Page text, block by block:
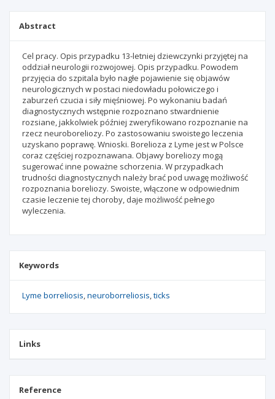
Abstract
Cel pracy. Opis przypadku 13-letniej dziewczynki przyjętej na
oddział neurologii rozwojowej. Opis przypadku. Powodem
przyjęcia do szpitala było nagłe pojawienie się objawów
neurologicznych w postaci niedowładu połowiczego i
zaburzeń czucia i siły mięśniowej. Po wykonaniu badań
diagnostycznych wstępnie rozpoznano stwardnienie
rozsiane, jakkolwiek później zweryfikowano rozpoznanie na
rzecz neuroboreliozy. Po zastosowaniu swoistego leczenia
uzyskano poprawę. Wnioski. Borelioza z Lyme jest w Polsce
coraz częściej rozpoznawana. Objawy boreliozy mogą
sugerować inne poważne schorzenia. W przypadkach
trudności diagnostycznych należy brać pod uwagę możliwość
rozpoznania boreliozy. Swoiste, włączone w odpowiednim
czasie leczenie tej choroby, daje możliwość pełnego
wyleczenia.
Keywords
Lyme borreliosis neuroborreliosis ticks
Links
Reference